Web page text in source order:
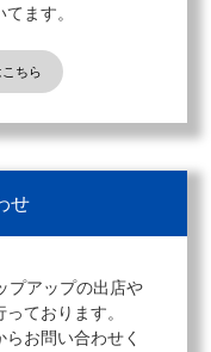
ます。
ちら
せ
プアップの出店や
ております。
お問い合わせく